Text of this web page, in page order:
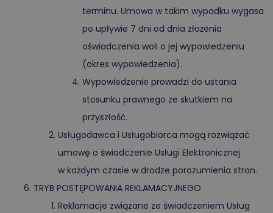
terminu. Umowa w takim wypadku wygasa
po upływie 7 dni od dnia złożenia
oświadczenia woli o jej wypowiedzeniu
(okres wypowiedzenia).
Wypowiedzenie prowadzi do ustania
stosunku prawnego ze skutkiem na
przyszłość.
Usługodawca i Usługobiorca mogą rozwiązać
umowę o świadczenie Usługi Elektronicznej
w każdym czasie w drodze porozumienia stron.
TRYB POSTĘPOWANIA REKLAMACYJNEGO
Reklamacje związane ze świadczeniem Usług